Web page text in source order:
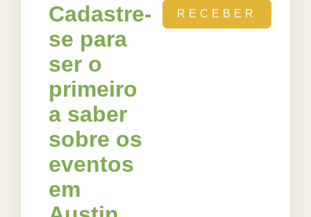
Cadastre-
se para
ser o
primeiro
a saber
sobre os
eventos
em
RECEBER